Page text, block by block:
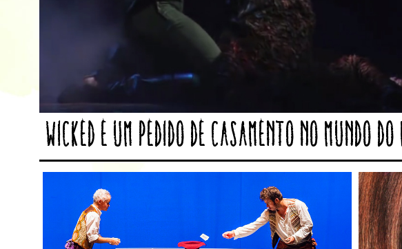
Wicked e um pedido de casamento no mundo do